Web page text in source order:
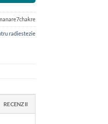
radiestezie
RECENZII